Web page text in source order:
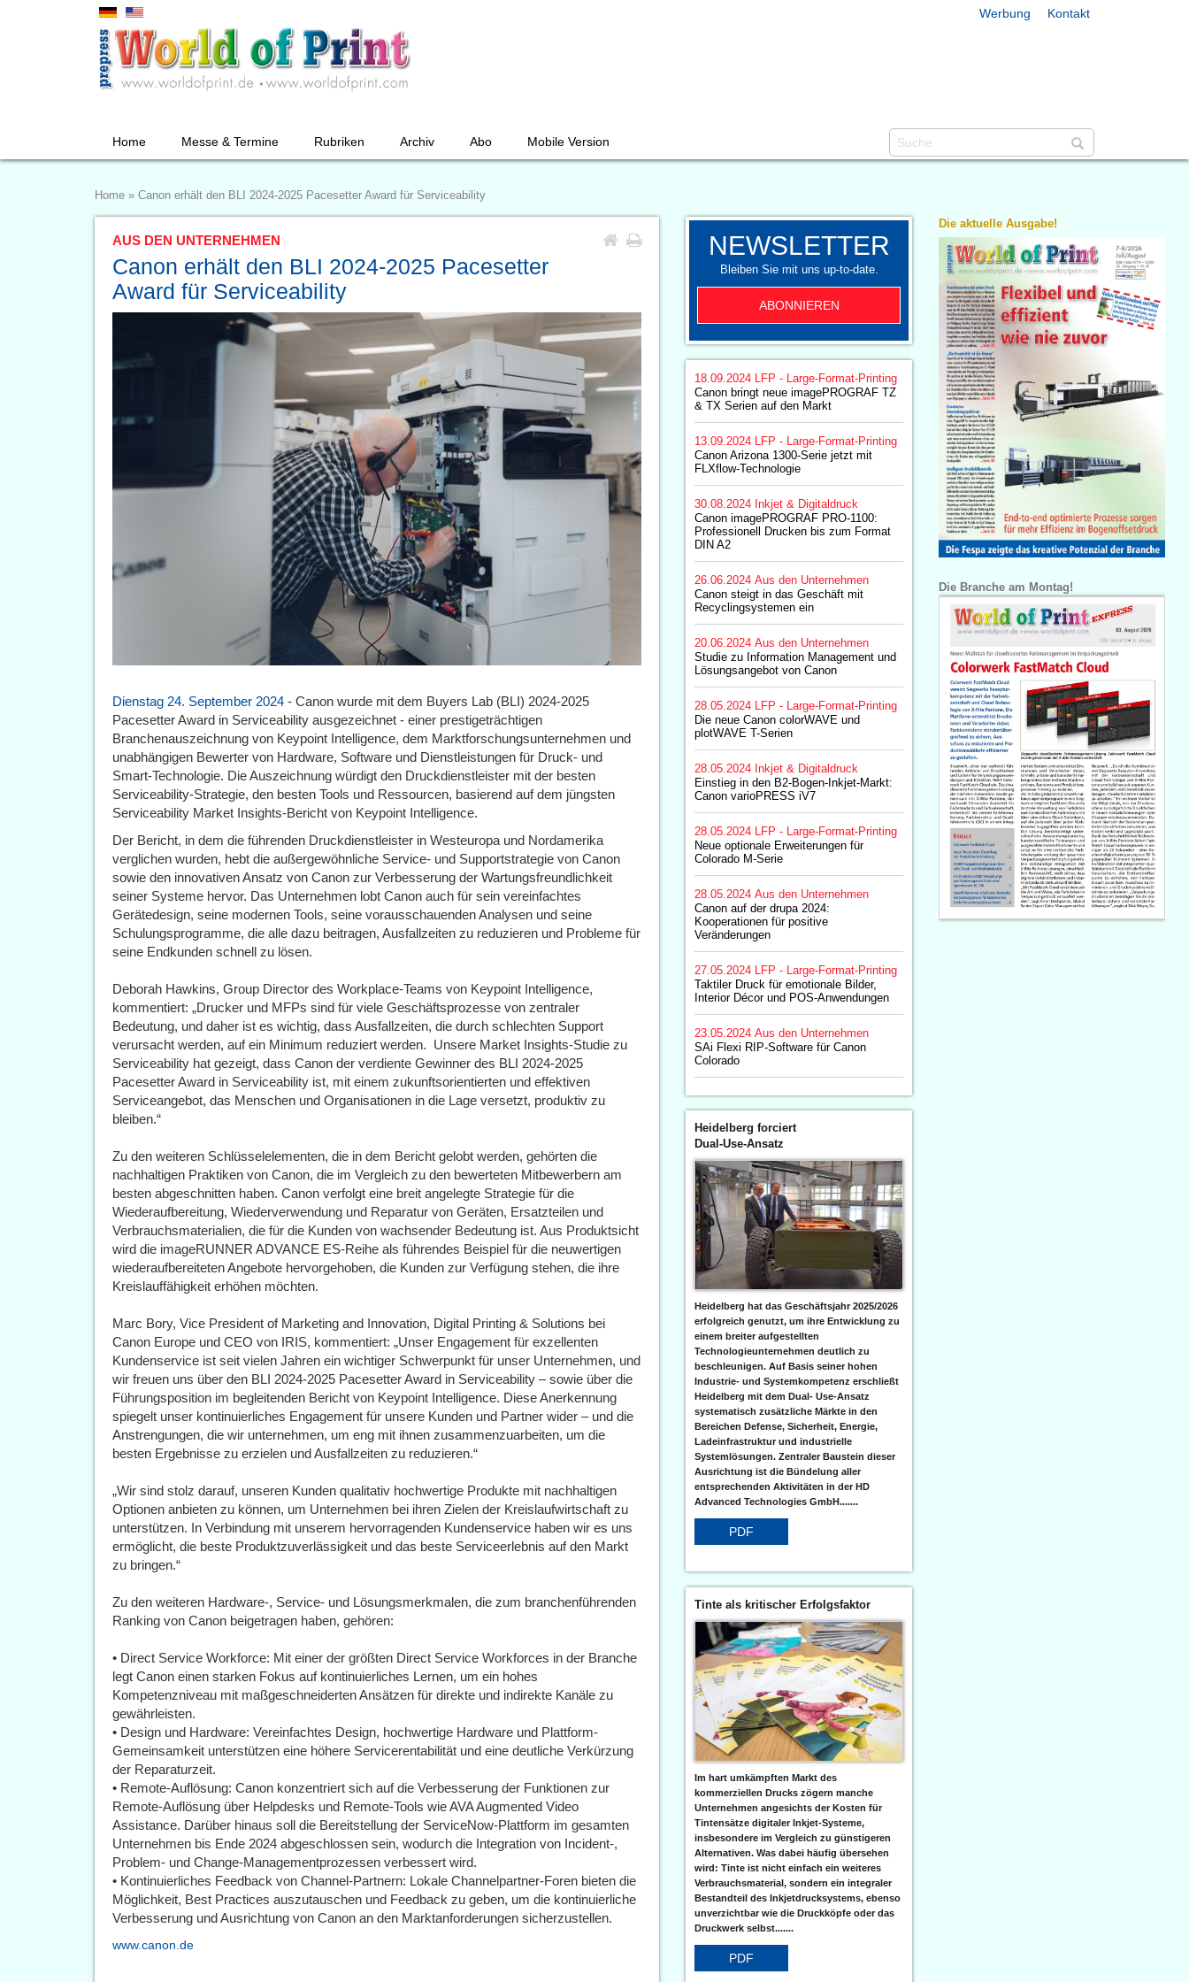
Werbung Kontakt
Home Messe & Termine Rubriken Archiv Abo Mobile Version
Home » Canon erhält den BLI 2024-2025 Pacesetter Award für Serviceability
AUS DEN UNTERNEHMEN
Canon erhält den BLI 2024-2025 Pacesetter
Award für Serviceability
Dienstag 24. September 2024 - Canon wurde mit dem Buyers Lab (BLI) 2024-2025
Pacesetter Award in Serviceability ausgezeichnet - einer prestigeträchtigen
Branchenauszeichnung von Keypoint Intelligence, dem Marktforschungsunternehmen und
unabhängigen Bewerter von Hardware, Software und Dienstleistungen für Druck- und
Smart-Technologie. Die Auszeichnung würdigt den Druckdienstleister mit der besten
Serviceability-Strategie, den besten Tools und Ressourcen, basierend auf dem jüngsten
Serviceability Market Insights-Bericht von Keypoint Intelligence.
Der Bericht, in dem die führenden Druckdienstleister in Westeuropa und Nordamerika
verglichen wurden, hebt die außergewöhnliche Service- und Supportstrategie von Canon
sowie den innovativen Ansatz von Canon zur Verbesserung der Wartungsfreundlichkeit
seiner Systeme hervor. Das Unternehmen lobt Canon auch für sein vereinfachtes
Gerätedesign, seine modernen Tools, seine vorausschauenden Analysen und seine
Schulungsprogramme, die alle dazu beitragen, Ausfallzeiten zu reduzieren und Probleme für
seine Endkunden schnell zu lösen.
Deborah Hawkins, Group Director des Workplace-Teams von Keypoint Intelligence,
kommentiert: „Drucker und MFPs sind für viele Geschäftsprozesse von zentraler
Bedeutung, und daher ist es wichtig, dass Ausfallzeiten, die durch schlechten Support
verursacht werden, auf ein Minimum reduziert werden. Unsere Market Insights-Studie zu
Serviceability hat gezeigt, dass Canon der verdiente Gewinner des BLI 2024-2025
Pacesetter Award in Serviceability ist, mit einem zukunftsorientierten und effektiven
Serviceangebot, das Menschen und Organisationen in die Lage versetzt, produktiv zu
bleiben.“
Zu den weiteren Schlüsselelementen, die in dem Bericht gelobt werden, gehörten die
nachhaltigen Praktiken von Canon, die im Vergleich zu den bewerteten Mitbewerbern am
besten abgeschnitten haben. Canon verfolgt eine breit angelegte Strategie für die
Wiederaufbereitung, Wiederverwendung und Reparatur von Geräten, Ersatzteilen und
Verbrauchsmaterialien, die für die Kunden von wachsender Bedeutung ist. Aus Produktsicht
wird die imageRUNNER ADVANCE ES-Reihe als führendes Beispiel für die neuwertigen
wiederaufbereiteten Angebote hervorgehoben, die Kunden zur Verfügung stehen, die ihre
Kreislauffähigkeit erhöhen möchten.
Marc Bory, Vice President of Marketing and Innovation, Digital Printing & Solutions bei
Canon Europe und CEO von IRIS, kommentiert: „Unser Engagement für exzellenten
Kundenservice ist seit vielen Jahren ein wichtiger Schwerpunkt für unser Unternehmen, und
wir freuen uns über den BLI 2024-2025 Pacesetter Award in Serviceability – sowie über die
Führungsposition im begleitenden Bericht von Keypoint Intelligence. Diese Anerkennung
spiegelt unser kontinuierliches Engagement für unsere Kunden und Partner wider – und die
Anstrengungen, die wir unternehmen, um eng mit ihnen zusammenzuarbeiten, um die
besten Ergebnisse zu erzielen und Ausfallzeiten zu reduzieren.“
„Wir sind stolz darauf, unseren Kunden qualitativ hochwertige Produkte mit nachhaltigen
Optionen anbieten zu können, um Unternehmen bei ihren Zielen der Kreislaufwirtschaft zu
unterstützen. In Verbindung mit unserem hervorragenden Kundenservice haben wir es uns
ermöglicht, die beste Produktzuverlässigkeit und das beste Serviceerlebnis auf den Markt
zu bringen.“
Zu den weiteren Hardware-, Service- und Lösungsmerkmalen, die zum branchenführenden
Ranking von Canon beigetragen haben, gehören:
• Direct Service Workforce: Mit einer der größten Direct Service Workforces in der Branche
legt Canon einen starken Fokus auf kontinuierliches Lernen, um ein hohes
Kompetenzniveau mit maßgeschneiderten Ansätzen für direkte und indirekte Kanäle zu
gewährleisten.
• Design und Hardware: Vereinfachtes Design, hochwertige Hardware und Plattform-
Gemeinsamkeit unterstützen eine höhere Servicerentabilität und eine deutliche Verkürzung
der Reparaturzeit.
• Remote-Auflösung: Canon konzentriert sich auf die Verbesserung der Funktionen zur
Remote-Auflösung über Helpdesks und Remote-Tools wie AVA Augmented Video
Assistance. Darüber hinaus soll die Bereitstellung der ServiceNow-Plattform im gesamten
Unternehmen bis Ende 2024 abgeschlossen sein, wodurch die Integration von Incident-,
Problem- und Change-Managementprozessen verbessert wird.
• Kontinuierliches Feedback von Channel-Partnern: Lokale Channelpartner-Foren bieten die
Möglichkeit, Best Practices auszutauschen und Feedback zu geben, um die kontinuierliche
Verbesserung und Ausrichtung von Canon an den Marktanforderungen sicherzustellen.
www.canon.de
NEWSLETTER
Bleiben Sie mit uns up-to-date.
ABONNIEREN
18.09.2024
LFP - Large-Format-Printing
Canon bringt neue imagePROGRAF TZ
& TX Serien auf den Markt
13.09.2024
LFP - Large-Format-Printing
Canon Arizona 1300-Serie jetzt mit
FLXflow-Technologie
30.08.2024 Inkjet & Digitaldruck
Canon imagePROGRAF PRO-1100:
Professionell Drucken bis zum Format
DIN A2
26.06.2024 Aus den Unternehmen
Canon steigt in das Geschäft mit
Recyclingsystemen ein
20.06.2024 Aus den Unternehmen
Studie zu Information Management und
Lösungsangebot von Canon
28.05.2024
LFP - Large-Format-Printing
Die neue Canon colorWAVE und
plotWAVE T-Serien
28.05.2024 Inkjet & Digitaldruck
Einstieg in den B2-Bogen-Inkjet-Markt:
Canon varioPRESS iV7
28.05.2024
LFP - Large-Format-Printing
Neue optionale Erweiterungen für
Colorado M-Serie
28.05.2024 Aus den Unternehmen
Canon auf der drupa 2024:
Kooperationen für positive
Veränderungen
27.05.2024
LFP - Large-Format-Printing
Taktiler Druck für emotionale Bilder,
Interior Décor und POS-Anwendungen
23.05.2024 Aus den Unternehmen
SAi Flexi RIP-Software für Canon
Colorado
Heidelberg forciert
Dual-Use-Ansatz
Heidelberg hat das Geschäftsjahr 2025/2026
erfolgreich genutzt, um ihre Entwicklung zu
einem breiter aufgestellten
Technologieunternehmen deutlich zu
beschleunigen. Auf Basis seiner hohen
Industrie- und Systemkompetenz erschließt
Heidelberg mit dem Dual- Use-Ansatz
systematisch zusätzliche Märkte in den
Bereichen Defense, Sicherheit, Energie,
Ladeinfrastruktur und industrielle
Systemlösungen. Zentraler Baustein dieser
Ausrichtung ist die Bündelung aller
entsprechenden Aktivitäten in der HD
Advanced Technologies GmbH.......
PDF
Tinte als kritischer Erfolgsfaktor
Im hart umkämpften Markt des
kommerziellen Drucks zögern manche
Unternehmen angesichts der Kosten für
Tintensätze digitaler Inkjet-Systeme,
insbesondere im Vergleich zu günstigeren
Alternativen. Was dabei häufig übersehen
wird: Tinte ist nicht einfach ein weiteres
Verbrauchsmaterial, sondern ein integraler
Bestandteil des Inkjetdrucksystems, ebenso
unverzichtbar wie die Druckköpfe oder das
Druckwerk selbst.......
PDF
Die aktuelle Ausgabe!
Die Branche am Montag!